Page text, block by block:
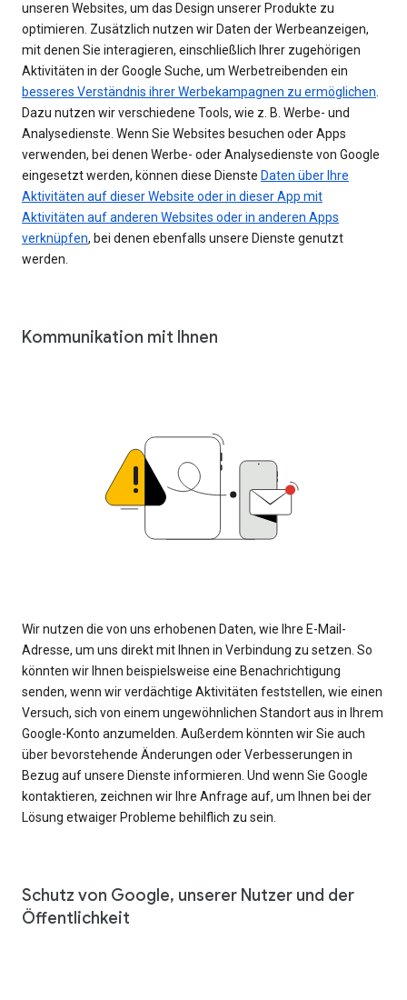
unseren Websites, um das Design unserer Produkte zu
optimieren. Zusätzlich nutzen wir Daten der Werbeanzeigen,
mit denen Sie interagieren, einschließlich Ihrer zugehörigen
Aktivitäten in der Google Suche, um Werbetreibenden ein
besseres Verständnis ihrer Werbekampagnen zu ermöglichen.
Dazu nutzen wir verschiedene Tools, wie z. B. Werbe- und
Analysedienste. Wenn Sie Websites besuchen oder Apps
verwenden, bei denen Werbe- oder Analysedienste von Google
eingesetzt werden, können diese Dienste Daten über Ihre
Aktivitäten auf dieser Website oder in dieser App mit
Aktivitäten auf anderen Websites oder in anderen Apps
verknüpfen, bei denen ebenfalls unsere Dienste genutzt
werden.
Kommunikation mit Ihnen
Wir nutzen die von uns erhobenen Daten, wie Ihre E-Mail-
Adresse, um uns direkt mit Ihnen in Verbindung zu setzen. So
könnten wir Ihnen beispielsweise eine Benachrichtigung
senden, wenn wir verdächtige Aktivitäten feststellen, wie einen
Versuch, sich von einem ungewöhnlichen Standort aus in Ihrem
Google-Konto anzumelden. Außerdem könnten wir Sie auch
über bevorstehende Änderungen oder Verbesserungen in
Bezug auf unsere Dienste informieren. Und wenn Sie Google
kontaktieren, zeichnen wir Ihre Anfrage auf, um Ihnen bei der
Lösung etwaiger Probleme behilflich zu sein.
Schutz von Google, unserer Nutzer und der
Öffentlichkeit